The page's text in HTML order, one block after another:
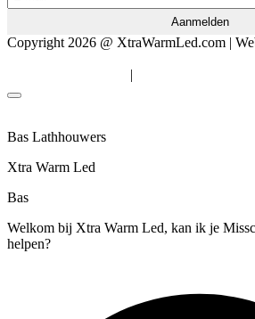
Copyright 2026 @ XtraWarmLed.com |
|
Bas Lathhouwers
Xtra Warm Led
Bas
Welkom bij Xtra Warm Led, kan ik je
helpen?